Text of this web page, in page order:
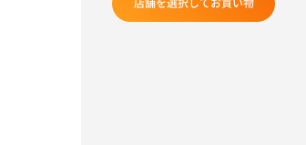
店舗を選択してお買い物